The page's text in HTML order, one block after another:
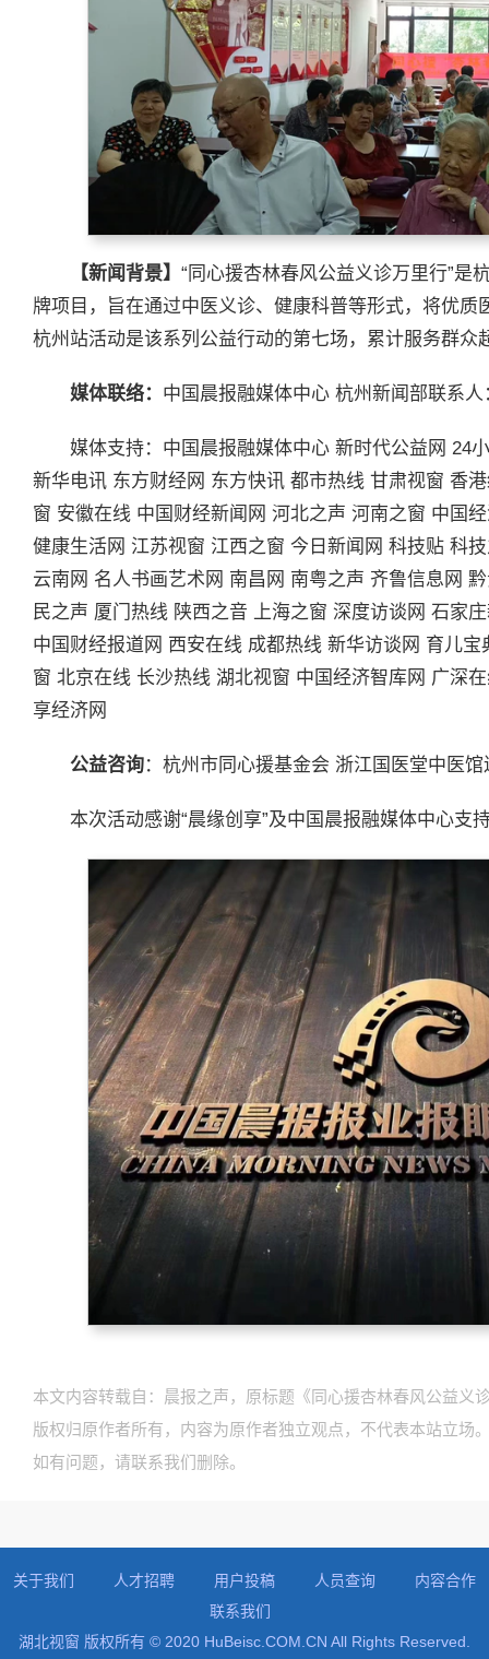
【新闻背景】 “同心援杏林春风公益义诊万里行”是
牌项目，旨在通过中医义诊、健康科普等形式，将优
杭州站活动是该系列公益行动的第七场，累计服务群众
媒体联络： 中国晨报融媒体中心 杭州新闻部联系
媒体支持：中国晨报融媒体中心 新时代公益网 24
新华电讯 东方财经网 东方快讯 都市热线 甘肃视窗 香
窗 安徽在线 中国财经新闻网 河北之声 河南之窗 中国
健康生活网 江苏视窗 江西之窗 今日新闻网 科技贴 科
云南网 名人书画艺术网 南昌网 南粤之声 齐鲁信息网
民之声 厦门热线 陕西之音 上海之窗 深度访谈网 石家
中国财经报道网 西安在线 成都热线 新华访谈网 育儿
窗 北京在线 长沙热线 湖北视窗 中国经济智库网 广深
享经济网
公益咨询：杭州市同心援基金会 浙江国医堂中医
本次活动感谢“晨缘创享”及中国晨报融媒体中心支
本文内容转载自：晨报之声，原标题《同心援杏林春风公益义
版权归原作者所有，内容为原作者独立观点，不代表本站立场
如有问题，请联系我们删除。
关于我们 人才招聘 用户投稿 人员查询
内容合作
联系我们
湖北视窗 版权所有 © 2020 HuBeisc.COM.CN All Rights Reserved.